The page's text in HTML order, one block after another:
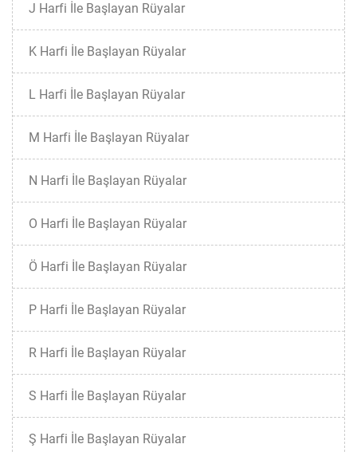
J Harfi İle Başlayan Rüyalar
K Harfi İle Başlayan Rüyalar
L Harfi İle Başlayan Rüyalar
M Harfi İle Başlayan Rüyalar
N Harfi İle Başlayan Rüyalar
O Harfi İle Başlayan Rüyalar
Ö Harfi İle Başlayan Rüyalar
P Harfi İle Başlayan Rüyalar
R Harfi İle Başlayan Rüyalar
S Harfi İle Başlayan Rüyalar
Ş Harfi İle Başlayan Rüyalar